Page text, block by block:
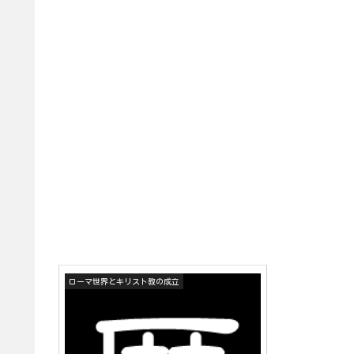
ローマ世界とキリスト教の成立